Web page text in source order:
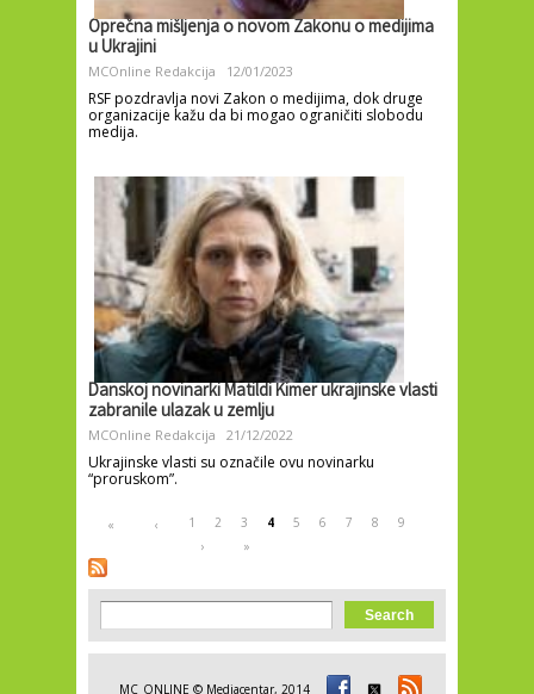
Oprečna mišljenja o novom Zakonu o medijima
u Ukrajini
MCOnline Redakcija 12/01/2023
RSF pozdravlja novi Zakon o medijima, dok druge
organizacije kažu da bi mogao ograničiti slobodu
medija.
Danskoj novinarki Matildi Kimer ukrajinske vlasti
zabranile ulazak u zemlju
MCOnline Redakcija 21/12/2022
Ukrajinske vlasti su označile ovu novinarku
“proruskom”.
Pages
« ‹ 1 2 3 4 5 6 7 8
9
›
»
Search form
Search
MC_ONLINE © Mediacentar, 2014